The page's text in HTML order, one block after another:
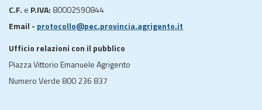
C.F. e P.IVA: 80002590844
Email - protocollo@pec.provincia.agrigento.it
Ufficio relazioni con il pubblico
Piazza Vittorio Emanuele Agrigento
Numero Verde 800 236 837